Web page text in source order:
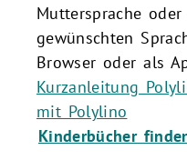
Muttersprache
gewünschten
Browser oder als
Kurzanleitung
mit Polylino
Kinderbücher